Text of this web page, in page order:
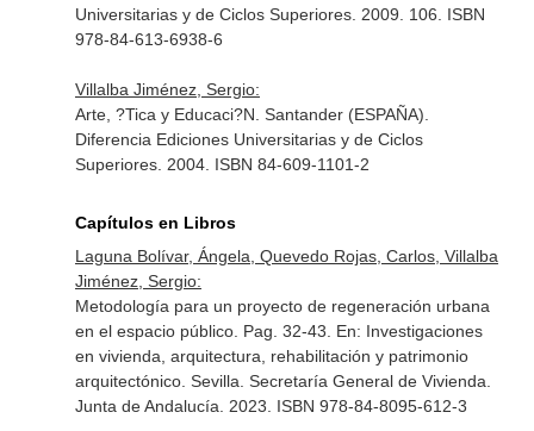
Universitarias y de Ciclos Superiores. 2009. 106. ISBN
978-84-613-6938-6
Villalba Jiménez, Sergio:
Arte, ?Tica y Educaci?N. Santander (ESPAÑA).
Diferencia Ediciones Universitarias y de Ciclos
Superiores. 2004. ISBN 84-609-1101-2
Capítulos en Libros
Laguna Bolívar, Ángela, Quevedo Rojas, Carlos, Villalba
Jiménez, Sergio:
Metodología para un proyecto de regeneración urbana
en el espacio público. Pag. 32-43. En: Investigaciones
en vivienda, arquitectura, rehabilitación y patrimonio
arquitectónico. Sevilla. Secretaría General de Vivienda.
Junta de Andalucía. 2023. ISBN 978-84-8095-612-3